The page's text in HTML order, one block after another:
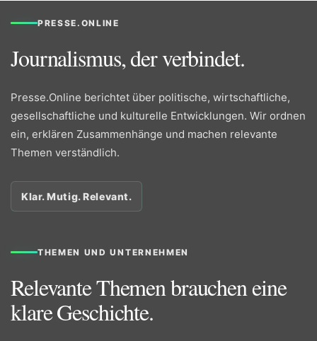
PRESSE.ONLINE
Journalismus, der verbindet.
Presse.Online berichtet über politische, wirtschaftliche,
gesellschaftliche und kulturelle Entwicklungen. Wir ordnen
ein, erklären Zusammenhänge und machen relevante
Themen verständlich.
Klar. Mutig. Relevant.
THEMEN UND UNTERNEHMEN
Relevante Themen brauchen eine
klare Geschichte.